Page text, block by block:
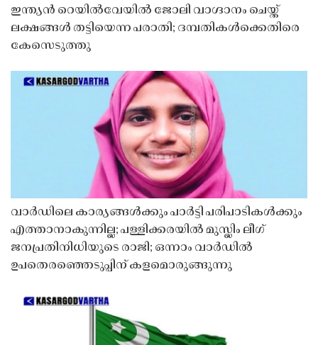
ഇന്ത്യൻ റെയിൽവേയിൽ ജോലി വാഗ്ദാനം ചെയ്ത്
ലക്ഷങ്ങൾ തട്ടിയെന്ന പരാതി; ദമ്പതികൾക്കെതിരെ
കേസെടുത്തു
വാർഡിലെ കാര്യങ്ങൾക്കും പാർട്ടി പരിപാടികൾക്കും
എത്താനാകുന്നില്ല; പള്ളിക്കരയിൽ മുസ്ലിം ലീഗ്
ജനപ്രതിനിധിയുടെ രാജി; ഒന്നാം വാർഡിൽ
ഉപതെരഞ്ഞെടുപ്പിന് കളമൊരുങ്ങുന്നു